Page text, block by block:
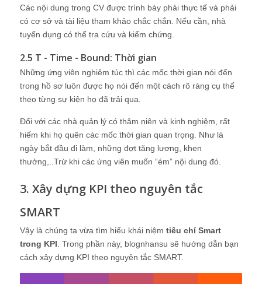
Các nội dung trong CV được trình bày phải thực tế và phải
có cơ sở và tài liệu tham khảo chắc chắn. Nếu cần, nhà
tuyển dụng có thể tra cứu và kiểm chứng.
2.5 T - Time - Bound: Thời gian
Những ứng viên nghiêm túc thì các mốc thời gian nói đến
trong hồ sơ luôn được họ nói đến một cách rõ ràng cụ thể
theo từng sự kiện họ đã trải qua.
Đối với các nhà quản lý có thâm niên và kinh nghiệm, rất
hiếm khi họ quên các mốc thời gian quan trọng. Như là
ngày bắt đầu đi làm, những đợt tăng lương, khen
thưởng,..Trừ khi các ứng viên muốn “ém” nội dung đó.
3. Xây dựng KPI theo nguyên tắc
SMART
Vậy là chúng ta vừa tìm hiểu khái niệm tiêu chí Smart
trong KPI . Trong phần này, blognhansu sẽ hướng dẫn bạn
cách xây dựng KPI theo nguyên tắc SMART.